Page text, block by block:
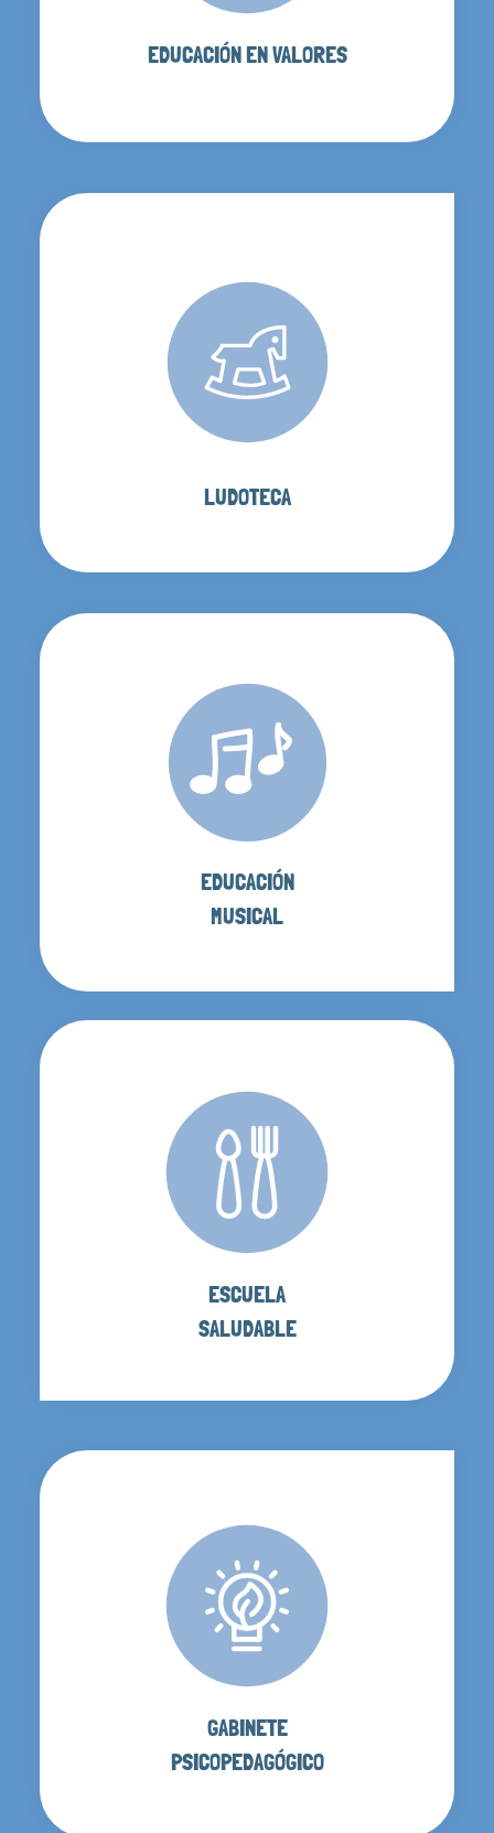
EDUCACIÓN EN VALORES
LUDOTECA
EDUCACIÓN
MUSICAL
ESCUELA
SALUDABLE
GABINETE
PSICOPEDAGÓGICO